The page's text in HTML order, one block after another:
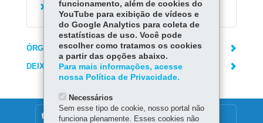
Acessar o Saúde on-line Paraná
ÓRGÃO RESPONSÁVEL
DEIXE SUA OPINIÃO
DENUNCIE CORRUPÇÃO
funcionamento, além de cookies do
YouTube para exibição de vídeos e
do Google Analytics para coleta de
estatísticas de uso. Você pode
escolher como tratamos os cookies
a partir das opções abaixo.
Para mais informações, acesse
nossa Política de Privacidade.
Necessários
Sem esse tipo de cookie, nosso portal não
funciona plenamente. Esses cookies não